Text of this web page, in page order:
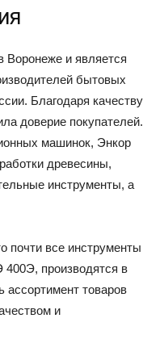
Воронеже и является
бытовых
Благодаря качеству
доверие покупателей.
машинок, Энкор
древесины,
инструменты, а
почти все инструменты
производятся в
ассортимент товаров
и